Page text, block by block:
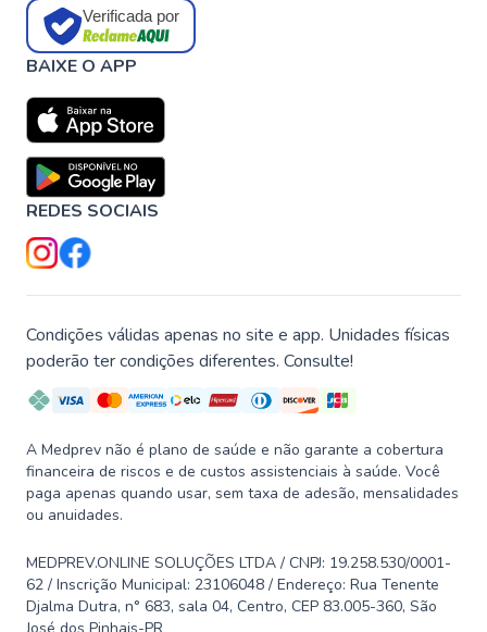
Verificada por
BAIXE O APP
REDES SOCIAIS
Condições válidas apenas no site e app. Unidades físicas
poderão ter condições diferentes. Consulte!
A Medprev não é plano de saúde e não garante a cobertura
financeira de riscos e de custos assistenciais à saúde. Você
paga apenas quando usar, sem taxa de adesão, mensalidades
ou anuidades.
MEDPREV.ONLINE SOLUÇÕES LTDA / CNPJ: 19.258.530/0001-
62 / Inscrição Municipal: 23106048 / Endereço: Rua Tenente
Djalma Dutra, n° 683, sala 04, Centro, CEP 83.005-360, São